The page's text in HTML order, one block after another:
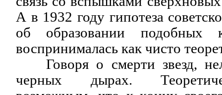
А в 1932 году гипотеза
об образовании подобных
воспринималась как чисто
Говоря о смерти звезд,
черных дырах.